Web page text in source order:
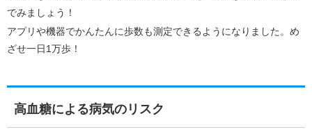
でみましょう！
アプリや機器でかんたんに歩数も測定できるようになりました。め
ざせ一日1万歩！
高血糖による病気のリスク